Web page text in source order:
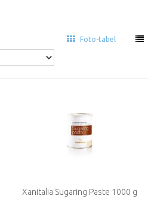
Foto-tabel
Xanitalia Sugaring Paste 1000 g